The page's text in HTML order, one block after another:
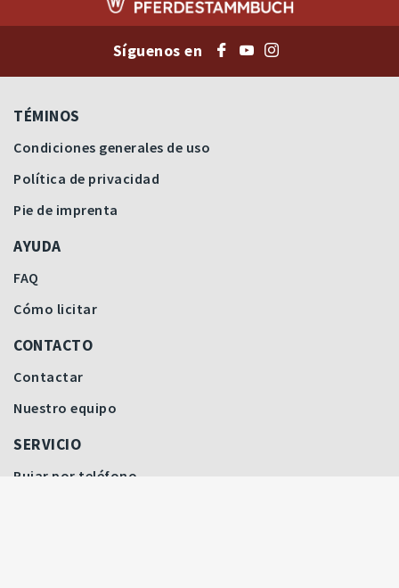
Síguenos en
TÉMINOS
Condiciones generales de uso
Política de privacidad
Pie de imprenta
AYUDA
FAQ
Cómo licitar
CONTACTO
Contactar
Nuestro equipo
SERVICIO
Pujar por teléfono